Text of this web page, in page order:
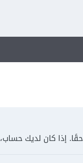
إذا كان لديك حساب،